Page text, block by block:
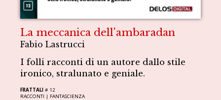
La meccanica dell'ambaradan
Fabio Lastrucci
I folli racconti di un autore dallo stile
ironico, stralunato e geniale.
FRATTALI # 12
RACCONTI | FANTASCIENZA